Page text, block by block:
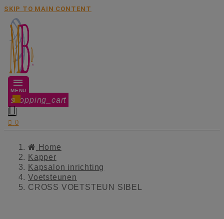
SKIP TO MAIN CONTENT
MENU
shopping_cart
0

 0
Home
Kapper
Kapsalon inrichting
Voetsteunen
CROSS VOETSTEUN SIBEL